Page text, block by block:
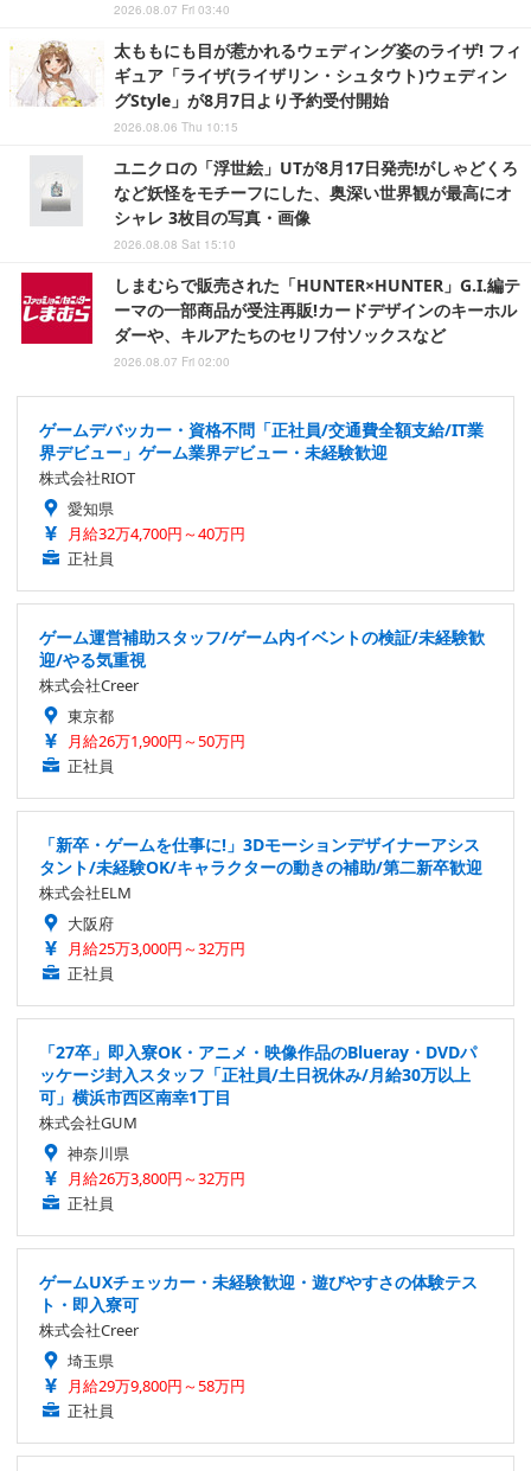
2026.08.07 Fri 03:40
太ももにも目が惹かれるウェディング姿のライザ! フィ
ギュア「ライザ(ライザリン・シュタウト)ウェディン
グStyle」が8月7日より予約受付開始
2026.08.06 Thu 10:15
ユニクロの「浮世絵」UTが8月17日発売!がしゃどくろ
など妖怪をモチーフにした、奥深い世界観が最高にオ
シャレ 3枚目の写真・画像
2026.08.08 Sat 15:10
しまむらで販売された「HUNTER×HUNTER」G.I.編テ
ーマの一部商品が受注再販!カードデザインのキーホル
ダーや、キルアたちのセリフ付ソックスなど
2026.08.07 Fri 02:00
ゲームデバッカー・資格不問「正社員/交通費全額支給/IT業
界デビュー」ゲーム業界デビュー・未経験歓迎
株式会社RIOT
愛知県
月給32万4,700円～40万円
正社員
ゲーム運営補助スタッフ/ゲーム内イベントの検証/未経験歓
迎/やる気重視
株式会社Creer
東京都
月給26万1,900円～50万円
正社員
「新卒・ゲームを仕事に!」3Dモーションデザイナーアシス
タント/未経験OK/キャラクターの動きの補助/第二新卒歓迎
株式会社ELM
大阪府
月給25万3,000円～32万円
正社員
「27卒」即入寮OK・アニメ・映像作品のBlueray・DVDパ
ッケージ封入スタッフ「正社員/土日祝休み/月給30万以上
可」横浜市西区南幸1丁目
株式会社GUM
神奈川県
月給26万3,800円～32万円
正社員
ゲームUXチェッカー・未経験歓迎・遊びやすさの体験テス
ト・即入寮可
株式会社Creer
埼玉県
月給29万9,800円～58万円
正社員